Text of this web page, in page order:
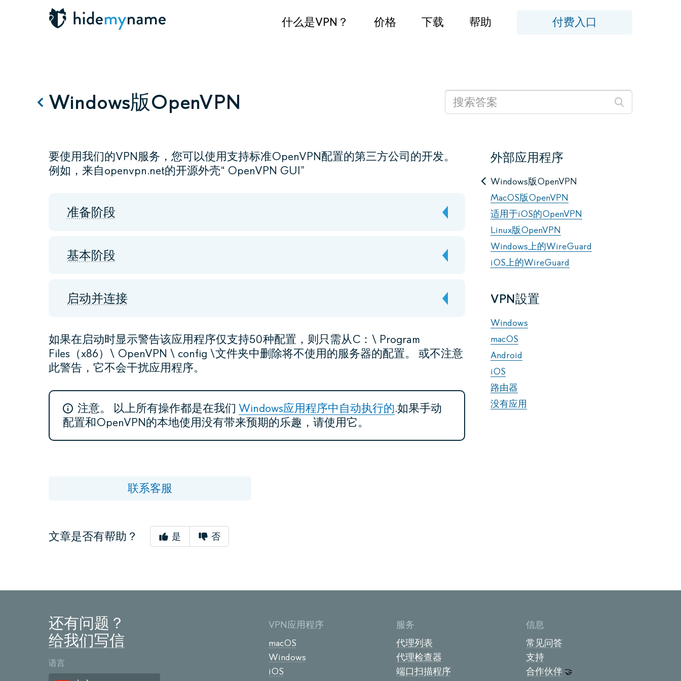
什么是VPN？ 价格 下载 帮助 付费入口
Windows版OpenVPN
要使用我们的VPN服务，您可以使用支持标准OpenVPN配置的第三方公司的开发。
例如，来自openvpn.net的开源外壳“ OpenVPN GUI”
准备阶段
基本阶段
启动并连接
如果在启动时显示警告该应用程序仅支持50种配置，则只需从C：\ Program
Files（x86）\ OpenVPN \ config \文件夹中删除将不使用的服务器的配置。 或不注意
此警告，它不会干扰应用程序。
注意。 以上所有操作都是在我们 Windows应用程序中自动执行的.如果手动
配置和OpenVPN的本地使用没有带来预期的乐趣，请使用它。
联系客服
文章是否有帮助？ 是 否
外部应用程序
Windows版OpenVPN
MacOS版OpenVPN
适用于iOS的OpenVPN
Linux版OpenVPN
Windows上的WireGuard
iOS上的WireGuard
VPN設置
Windows
macOS
Android
iOS
路由器
没有应用
还有问题？
给我们写信
语言
VPN应用程序
macOS
Windows
iOS
服务
代理列表
代理检查器
端口扫描程序
信息
常见问答
支持
合作伙伴 🤝